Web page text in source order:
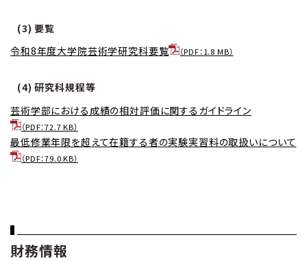
(3) 要覧
令和8年度大学院芸術学研究科要覧
（PDF：1.8 MB）
(4) 研究科規程等
芸術学部における成績の相対評価に関するガイドライン
（PDF：72.7 KB）
最低修業年限を超えて在籍する者の実験実習料の取扱いについて
（PDF：79.0 KB）
財務情報